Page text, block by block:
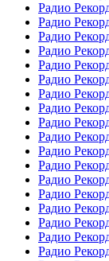
Радио
Радио
Радио
Радио
Радио
Радио
Радио
Радио
Радио
Радио
Радио
Радио
Радио
Радио
Радио
Радио
Радио
Радио